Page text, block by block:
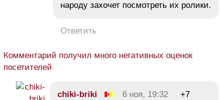
народу захочет посмотреть их ролики.
Ответить
Комментарий получил много негативных оценок
посетителей
chiki-briki 6 ноя, 19:32
+7